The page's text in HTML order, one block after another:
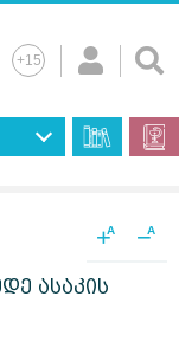
+A −A
ასაკის